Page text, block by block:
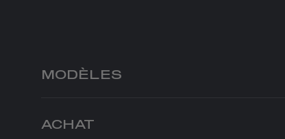
MODÈLES
JUNIOR IBRIDA
ACHAT